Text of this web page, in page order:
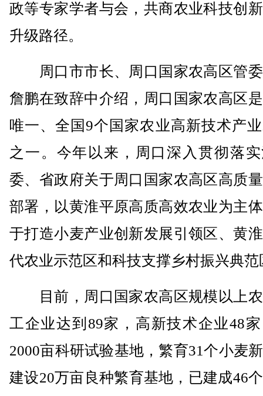
政等专家学者与会，共商农业科技创
升级路径。
周口市市长、周口国家农高区管
詹鹏在致辞中介绍，周口国家农高区
唯一、全国9个国家农业高新技术产
之一。今年以来，周口深入贯彻落
委、省政府关于周口国家农高区高质
部署，以黄淮平原高质高效农业为主
于打造小麦产业创新发展引领区、黄
代农业示范区和科技支撑乡村振兴典范
目前，周口国家农高区规模以上
工企业达到89家，高新技术企业48
2000亩科研试验基地，繁育31个小麦
建设20万亩良种繁育基地，已建成46